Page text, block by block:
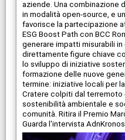
aziende. Una combinazione
in modalità open-source, e
favorisce la partecipazione
ESG Boost Path con BCC
generare impatti misurabili
direttamente figure chiave
lo sviluppo di iniziative
formazione delle nuove
termine: iniziative locali per
Cratere colpiti dal terremoto
sostenibilità ambientale e
comunità. Ritira il Premio
Guarda l'intervista